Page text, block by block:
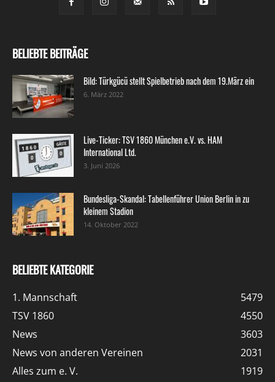
BELIEBTE BEITRÄGE
Bild: Türkgücü stellt Spielbetrieb nach dem 19.März ein
6. März 2022
Live-Ticker: TSV 1860 München e.V. vs. HAM
International Ltd.
3. Juni 2026
Bundesliga-Skandal: Tabellenführer Union Berlin in zu
kleinem Stadion
14. Oktober 2022
BELIEBTE KATEGORIE
1. Mannschaft
5479
TSV 1860
4550
News
3603
News von anderen Vereinen
2031
Alles zum e. V.
1919